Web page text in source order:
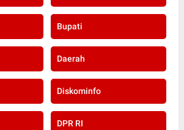
Bupati
Daerah
Diskominfo
DPR RI